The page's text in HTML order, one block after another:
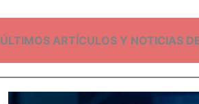
ÚLTIMOS ARTÍCULOS Y NOTICIAS